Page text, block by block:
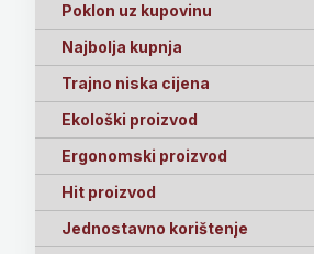
Poklon uz kupovinu
Najbolja kupnja
Trajno niska cijena
Ekološki proizvod
Ergonomski proizvod
Hit proizvod
Jednostavno korištenje